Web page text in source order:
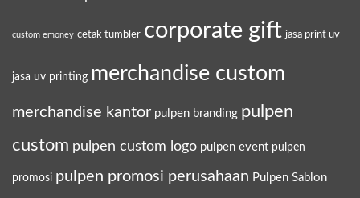
custom emoney cetak tumbler corporate gift jasa print uv
jasa uv printing merchandise custom
merchandise kantor pulpen branding pulpen
custom pulpen custom logo pulpen event pulpen
promosi pulpen promosi perusahaan Pulpen Sablon